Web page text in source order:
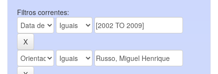
Filtros correntes: